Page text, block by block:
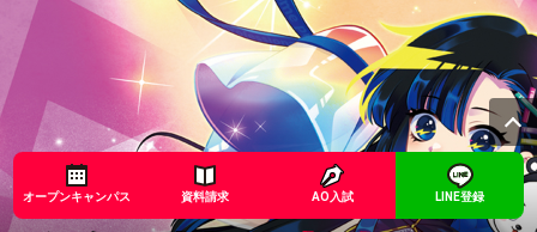
オープンキャンパス 資料請求 AO入試 LINE登録